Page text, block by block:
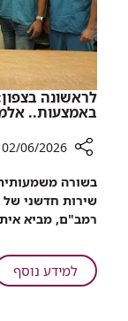
לראשונה
באמצעות..
שיתוף
לראשונה
בצפון:
החדשני
שמתקן
02/06/2026
בשורה
שירות חדשני של
רמב"ם, מביא
למידע נוסףעל